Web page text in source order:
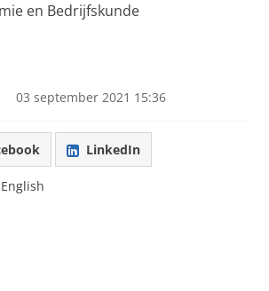
en Bedrijfskunde
03 september 2021 15:36
LinkedIn
English